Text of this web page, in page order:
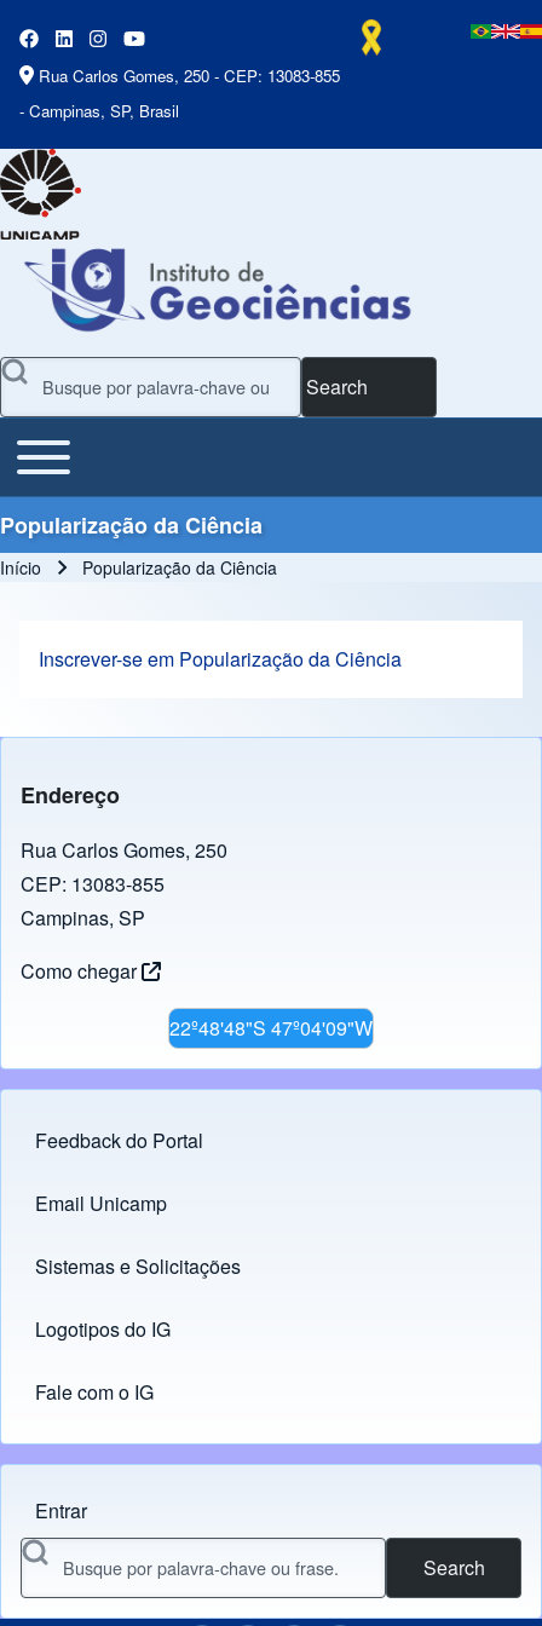
Rua Carlos Gomes, 250 - CEP: 13083-855
- Campinas, SP, Brasil
Search
Main Menu
Toggle main menu
Popularização da Ciência
Início Popularização da Ciência
Inscrever-se em Popularização da Ciência
Endereço
Rua Carlos Gomes, 250
CEP: 13083-855
Campinas, SP
Como chegar
22º48'48"S 47º04'09"W
Footer menu
Feedback do Portal
Links
Email Unicamp
(opens in new tab)
Sistemas e Solicitações
(opens in new tab)
Logotipos do IG
(opens in new tab)
Fale com o IG
Menu do usuário
Entrar
Search